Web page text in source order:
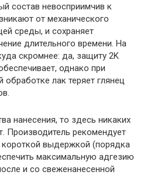
состав невосприимчив к
от механического
среды, и сохраняет
длительного времени. На
скромнее: да, защиту 2K
однако при
обработке лак теряет глянец
нанесения, то здесь никаких
Производитель рекомендует
короткой выдержкой (порядка
максимальную адгезию
и со свеженанесенной